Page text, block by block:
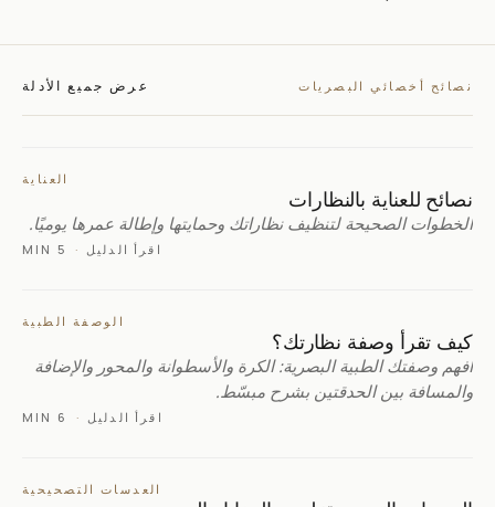
نصائح أخصائي البصريات عرض جميع الأدلة
العناية
نصائح للعناية بالنظارات
الخطوات الصحيحة لتنظيف نظاراتك وحمايتها وإطالة عمرها يوميًا.
اقرأ الدليل ·
5 MIN
الوصفة الطبية
كيف تقرأ وصفة نظارتك؟
افهم وصفتك الطبية البصرية: الكرة والأسطوانة والمحور والإضافة
والمسافة بين الحدقتين بشرح مبسّط.
اقرأ الدليل ·
6 MIN
العدسات التصحيحية